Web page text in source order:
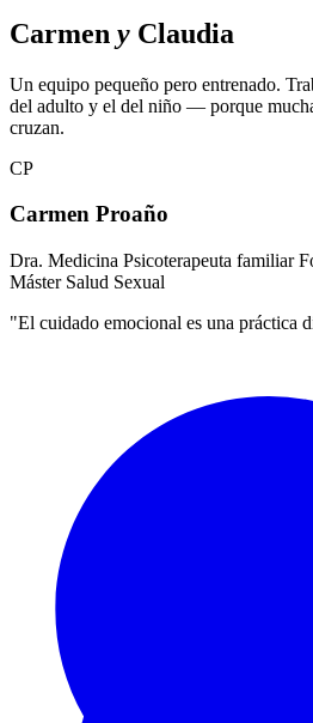
Carmen y Claudia
Un equipo pequeño pero entrenado.
del adulto y el del niño — porque
cruzan.
CP
Carmen Proaño
Dra. Medicina Psicoterapeuta familiar
Máster Salud Sexual
"El cuidado emocional es una práctica